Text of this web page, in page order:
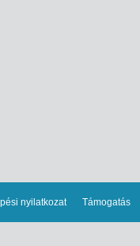
nyilatkozat Támogatás